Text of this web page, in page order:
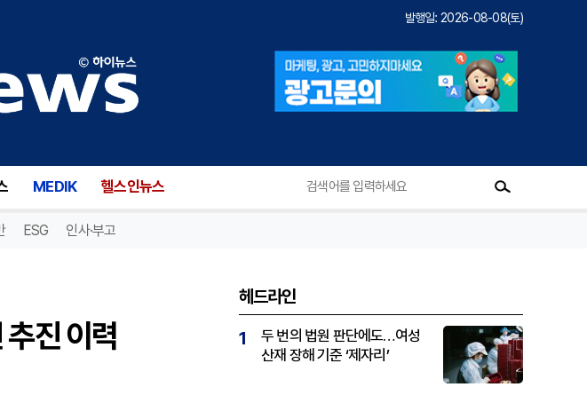
발행일: 2026-08-08(토)
MEDIK 헬스인뉴스
ESG 인사·부고
진 이력
헤드라인
1
두 번의 법원 판단에도…여성
산재 장해 기준 ‘제자리’